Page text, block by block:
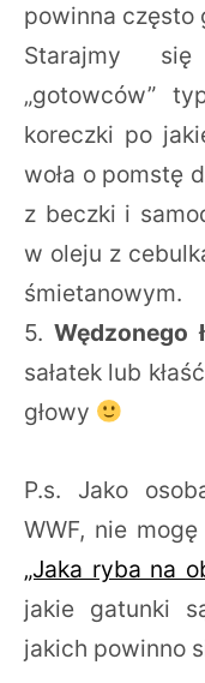
powinna często
Starajmy
„gotowców”
koreczki po
woła o pomstę
z beczki i
w oleju z
śmietanowym.
5.Wędzonego
sałatek lub
głowy
P.s. Jako
WWF, nie
„Jaka ryba na
jakie gatunki
jakich powinno